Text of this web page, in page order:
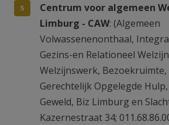
Centrum voor algemeen
Limburg - CAW: (Algemeen
Volwassenenonthaal,
Gezins-en Relationeel
Welzijnswerk,
Gerechtelijk Opgelegde
Geweld, Biz Limburg en
Kazernestraat 34;